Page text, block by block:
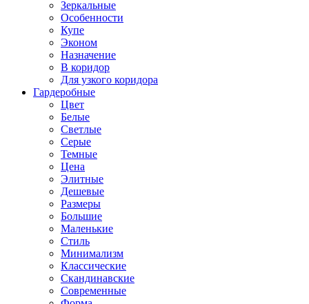
Зеркальные
Особенности
Купе
Эконом
Назначение
В коридор
Для узкого коридора
Гардеробные
Цвет
Белые
Светлые
Серые
Темные
Цена
Элитные
Дешевые
Размеры
Большие
Маленькие
Стиль
Минимализм
Классические
Скандинавские
Современные